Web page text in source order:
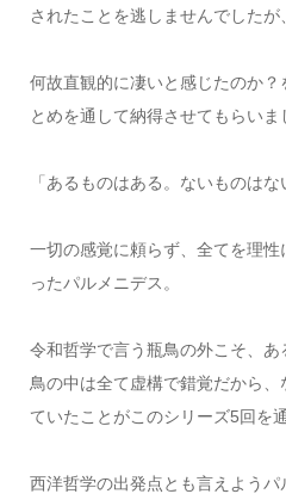
されたことを逃しませんでしたが、
何故直観的に凄いと感じたのか
とめを通して納得させてもらいま
「あるものはある。ないものはな
一切の感覚に頼らず、全てを理
ったパルメニデス。
令和哲学で言う瓶鳥の外こそ、
鳥の中は全て虚構で錯覚だから
ていたことがこのシリーズ5回を
西洋哲学の出発点とも言えよう